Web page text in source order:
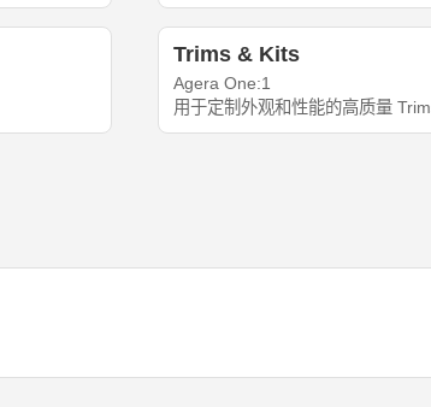
Trims & Kits
Agera One:1
用于定制外观和性能的高质量